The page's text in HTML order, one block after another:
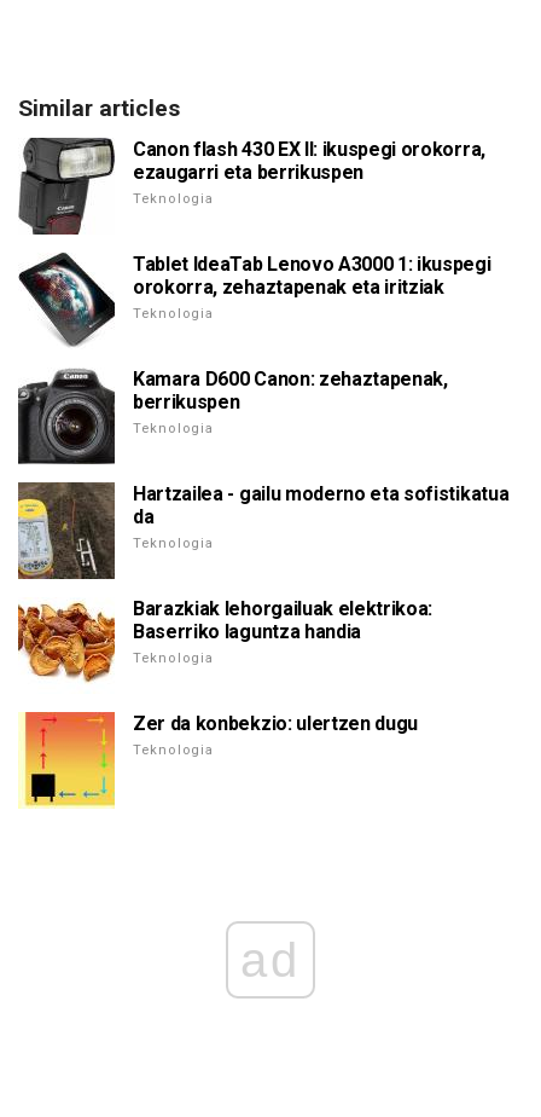
Similar articles
Canon flash 430 EX II: ikuspegi orokorra,
ezaugarri eta berrikuspen
Teknologia
Tablet IdeaTab Lenovo A3000 1: ikuspegi
orokorra, zehaztapenak eta iritziak
Teknologia
Kamara D600 Canon: zehaztapenak,
berrikuspen
Teknologia
Hartzailea - gailu moderno eta sofistikatua
da
Teknologia
Barazkiak lehorgailuak elektrikoa:
Baserriko laguntza handia
Teknologia
Zer da konbekzio: ulertzen dugu
Teknologia
ad